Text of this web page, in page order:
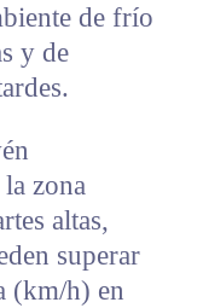
de frío
y de
zona
altas,
superar
(km/h) en